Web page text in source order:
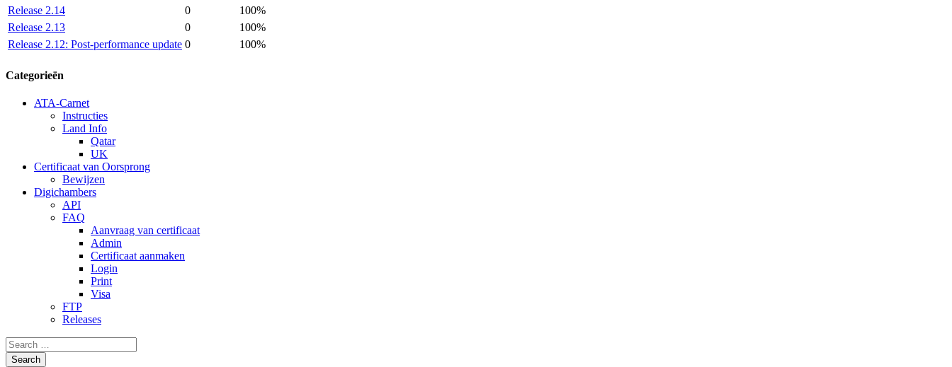
Release 2.14
0
100%
Release 2.13
0
100%
Release 2.12: Post-performance update 0 100%
Categorieën
ATA-Carnet
Instructies
Land Info
Qatar
UK
Certificaat van Oorsprong
Bewijzen
Digichambers
API
FAQ
Aanvraag van certificaat
Admin
Certificaat aanmaken
Login
Print
Visa
FTP
Releases